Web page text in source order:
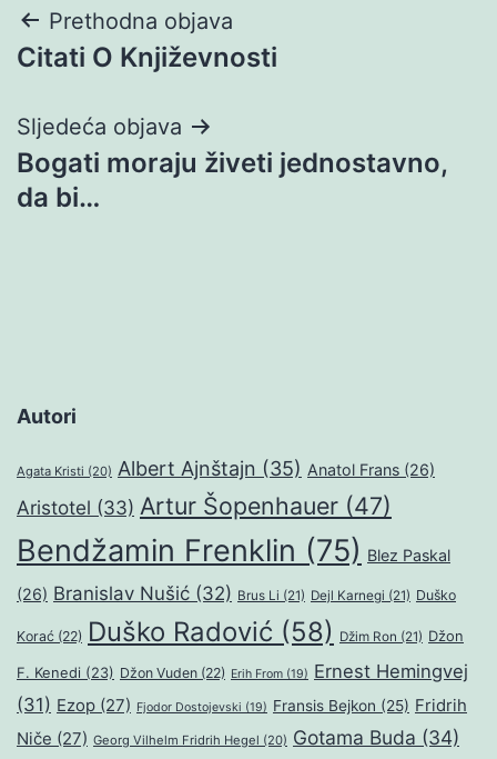
Navigacija
objava
Prethodna objava
Citati O Književnosti
Sljedeća objava
Bogati moraju živeti jednostavno,
da bi…
Autori
Agata Kristi (20) Albert Ajnštajn (35) Anatol Frans (26)
Aristotel (33) Artur Šopenhauer (47)
Bendžamin Frenklin (75) Blez Paskal
(26) Branislav Nušić (32) Brus Li (21) Dejl Karnegi (21) Duško
Korać (22) Duško Radović (58) Džim Ron (21) Džon
F. Kenedi (23) Džon Vuden (22) Erih From (19) Ernest Hemingvej
(31) Ezop (27) Fjodor Dostojevski (19) Fransis Bejkon (25) Fridrih
Niče (27) Georg Vilhelm Fridrih Hegel (20) Gotama Buda (34)